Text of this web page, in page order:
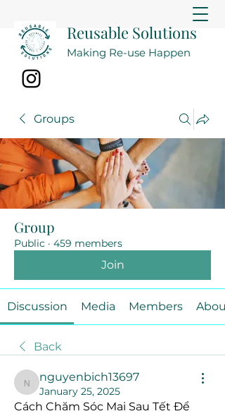
Reusable Solutions
Making Re-use Happen
Groups
Group
Public · 459 members
Join
Discussion Media Members About
Back
nguyenbich13697
nguyenbich13697
January 25, 2025
Cách Chăm Sóc Mai Sau Tết Để